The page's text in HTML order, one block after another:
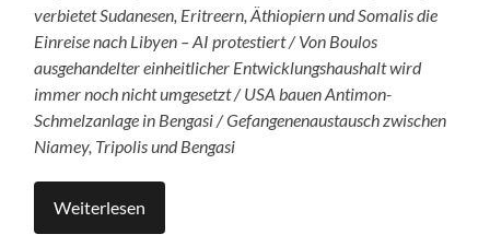
verbietet Sudanesen, Eritreern, Äthiopiern und Somalis die
Einreise nach Libyen – AI protestiert / Von Boulos
ausgehandelter einheitlicher Entwicklungshaushalt wird
immer noch nicht umgesetzt / USA bauen Antimon-
Schmelzanlage in Bengasi / Gefangenenaustausch zwischen
Niamey, Tripolis und Bengasi
Weiterlesen